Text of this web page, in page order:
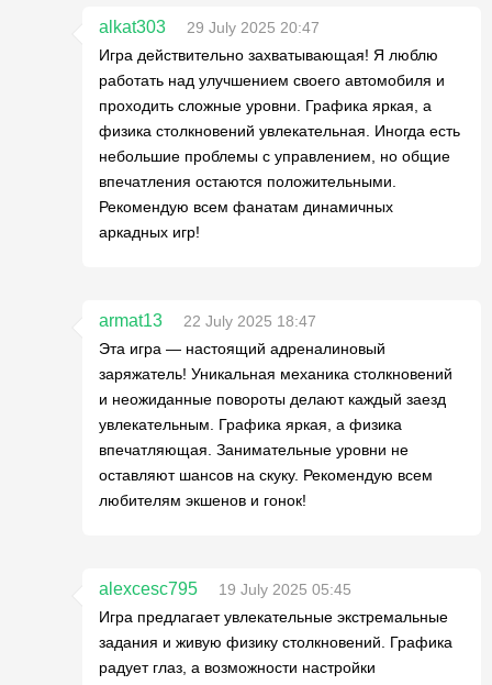
alkat303
29 July 2025 20:47
Игра действительно захватывающая! Я люблю
работать над улучшением своего автомобиля и
проходить сложные уровни. Графика яркая, а
физика столкновений увлекательная. Иногда есть
небольшие проблемы с управлением, но общие
впечатления остаются положительными.
Рекомендую всем фанатам динамичных
аркадных игр!
armat13
22 July 2025 18:47
Эта игра — настоящий адреналиновый
заряжатель! Уникальная механика столкновений
и неожиданные повороты делают каждый заезд
увлекательным. Графика яркая, а физика
впечатляющая. Занимательные уровни не
оставляют шансов на скуку. Рекомендую всем
любителям экшенов и гонок!
alexcesc795
19 July 2025 05:45
Игра предлагает увлекательные экстремальные
задания и живую физику столкновений. Графика
радует глаз, а возможности настройки